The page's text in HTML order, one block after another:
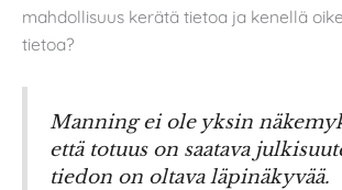
mahdollisuus kerätä tietoa ja kenellä
tietoa?
Manning ei ole yksin
että totuus on saatava
tiedon on oltava läpinäkyvää.